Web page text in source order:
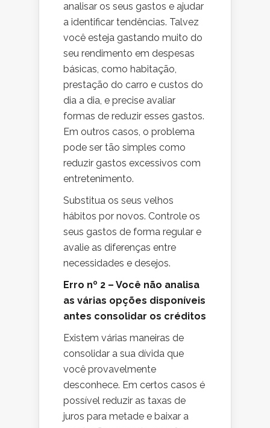
analisar os seus gastos e ajudar
a identificar tendências. Talvez
você esteja gastando muito do
seu rendimento em despesas
básicas, como habitação,
prestação do carro e custos do
dia a dia, e precise avaliar
formas de reduzir esses gastos.
Em outros casos, o problema
pode ser tão simples como
reduzir gastos excessivos com
entretenimento.
Substitua os seus velhos
hábitos por novos. Controle os
seus gastos de forma regular e
avalie as diferenças entre
necessidades e desejos.
Erro nº 2 – Você não analisa
as várias opções disponíveis
antes consolidar os créditos
Existem várias maneiras de
consolidar a sua dívida que
você provavelmente
desconhece. Em certos casos é
possível reduzir as taxas de
juros para metade e baixar a